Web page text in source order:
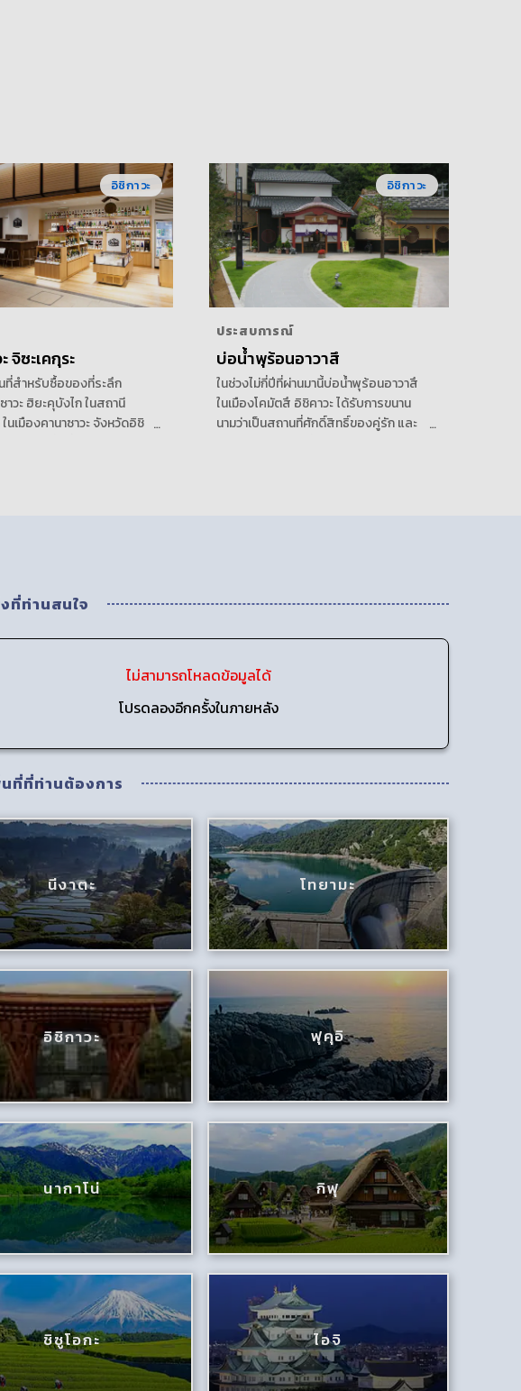
อิชิกาวะ
จิซะเคกุระ
ที่สำหรับซื้อของที่ระลึก
าวะ ฮิยะคุบังไก ในสถานี
นเมืองคานาซาวะ จังหวัดอิชิ
อิชิกาวะ
ประสบการณ์
บ่อน้ำพุร้อนอาวาสึ
ในช่วงไม่กี่ปีที่ผ่านมานี้บ่อน้ำพุร้อนอาวาสึ
ในเมืองโคมัตสึ อิชิคาวะ ได้รับการขนาน
นามว่าเป็นสถานที่ศักดิ์สิทธิ์ของคู่รัก และ
ที่ท่านสนใจ
ไม่สามารถโหลดข้อมูลได้
โปรดลองอีกครั้งในภายหลัง
ที่ที่ท่านต้องการ
นีงาตะ โทยามะ
อิชิกาวะ ฟุคุอิ
นากาโน่ กิฟุ
ชิซูโอกะ ไอจิ